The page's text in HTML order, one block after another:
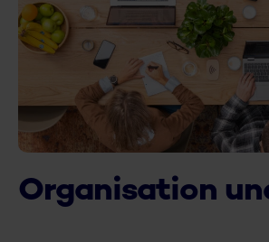
Organisation